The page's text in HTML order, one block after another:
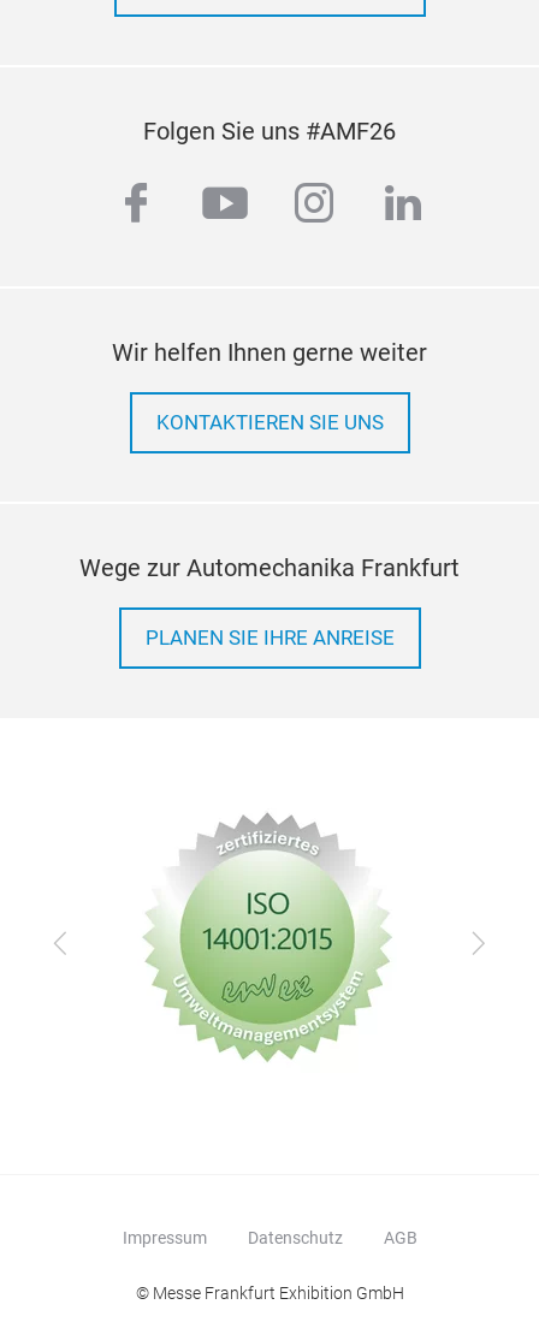
Folgen Sie uns #AMF26
facebook
youtubeinstagram
linkedin
Wir helfen Ihnen gerne weiter
KONTAKTIEREN SIE UNS
Wege zur Automechanika Frankfurt
PLANEN SIE IHRE ANREISE
Zurück Vor
Impressum Datenschutz AGB
© Messe Frankfurt Exhibition GmbH